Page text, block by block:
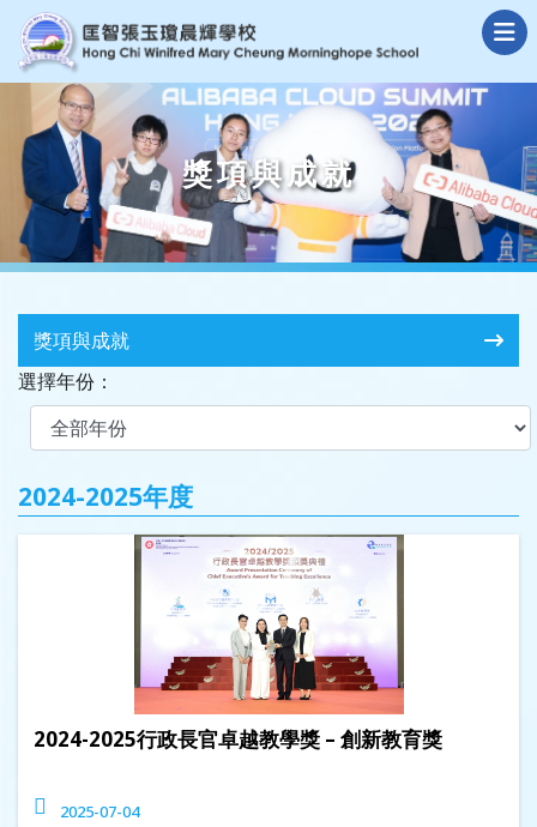
獎項與成就
獎項與成就
選擇年份：
2024-2025年度
2024-2025行政長官卓越教學獎 – 創新教育獎
2025-07-04